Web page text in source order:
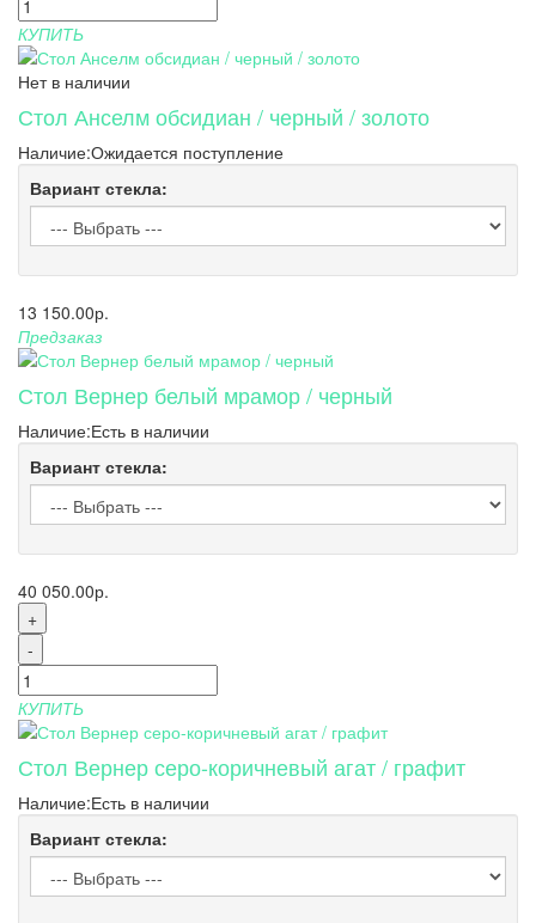
КУПИТЬ
Нет в наличии
Стол Анселм обсидиан / черный / золото
Наличие:Ожидается поступление
Вариант стекла:
13 150.00р.
Предзаказ
Стол Вернер белый мрамор / черный
Наличие:Есть в наличии
Вариант стекла:
40 050.00р.
+
-
КУПИТЬ
Стол Вернер серо-коричневый агат / графит
Наличие:Есть в наличии
Вариант стекла: